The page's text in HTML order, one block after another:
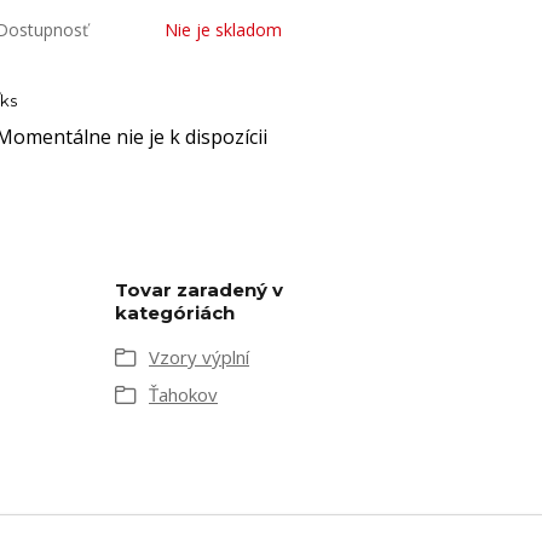
Nie je skladom
ks
nie je k dispozícii
Tovar zaradený v
kategóriách
Vzory výplní
Ťahokov